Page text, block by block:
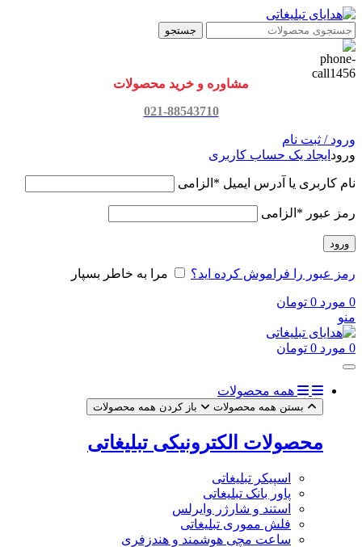
جستجو
مشاوره و خرید محصولات
021-88543710
ورود / ثبت نام
ورود ایجاد یک حساب کاربری
نام کاربری یا آدرس ایمیل * الزامی
رمز عبور * الزامی
ورود
رمز عبور را فراموش کرده اید؟ مرا به خاطر بسپار
0 مورد 0 تومان
منو
0 مورد 0 تومان
همه محصولات
بستن همه محصولات باز کردن همه محصولات
محصولات الکترونیکی تبلیغاتی
اسپیکر تبلیغاتی
پاور بانک تبلیغاتی
استند و شارژر وایرلس
فلش مموری تبلیغاتی
ساعت مچی هوشمند و هندزفری